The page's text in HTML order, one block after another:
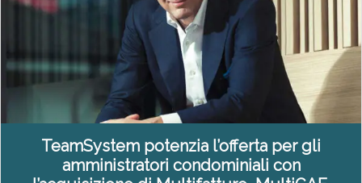
TeamSystem potenzia l’offerta per gli
amministratori condominiali con